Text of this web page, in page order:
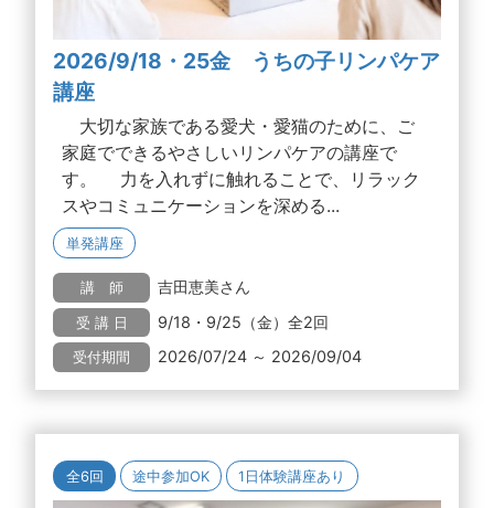
2026/9/18・25金 うちの子リンパケア
講座
大切な家族である愛犬・愛猫のために、ご
家庭でできるやさしいリンパケアの講座で
す。 力を入れずに触れることで、リラック
スやコミュニケーションを深める...
単発講座
講 師 吉田恵美さん
受 講 日 9/18・9/25（金）全2回
受付期間 2026/07/24 ～ 2026/09/04
全6回 途中参加OK 1日体験講座あり